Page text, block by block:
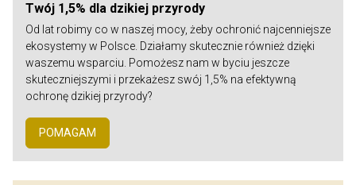
Twój 1,5% dla dzikiej przyrody
Od lat robimy co w naszej mocy, żeby ochronić najcenniejsze
ekosystemy w Polsce. Działamy skutecznie również dzięki
waszemu wsparciu. Pomożesz nam w byciu jeszcze
skuteczniejszymi i przekażesz swój 1,5% na efektywną
ochronę dzikiej przyrody?
POMAGAM